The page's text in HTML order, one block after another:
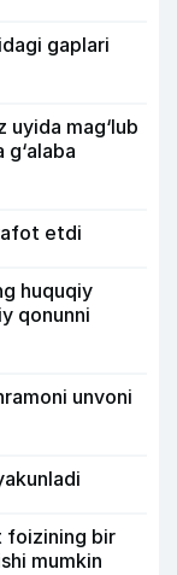
gaplari
uyida mag‘lub
etdi
huquqiy
qonunni
unvoni
foizining bir
mumkin